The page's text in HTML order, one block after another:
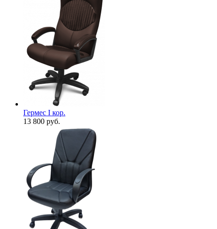
Гермес I кор.
13 800 руб.